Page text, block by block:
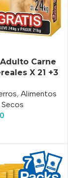
Carne
X 21 +3
, Alimentos
Secos